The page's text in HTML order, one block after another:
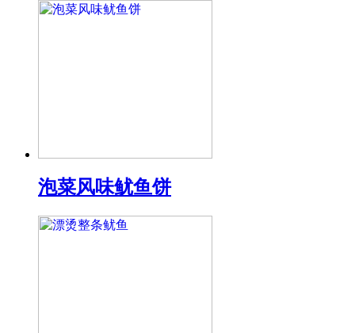
泡菜风味鱿鱼饼